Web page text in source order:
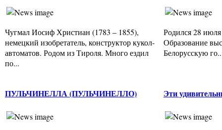
Чугмал Иосиф Христиан (1783 – 1855),
немецкий изобретатель, конструктор кукол-
автоматов. Родом из Тироля. Много ездил
по...
Родился 28
Образование
Белорусскую
ПУЛЬЧИНЕЛЛА (ПУЛЬЧИНЕЛЛО) Эти